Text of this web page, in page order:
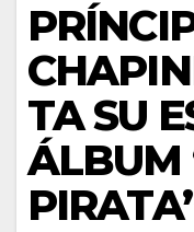
TA SU
ÁLBUM